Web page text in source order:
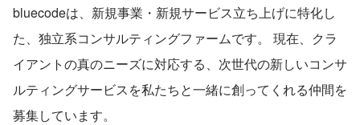
bluecodeは、新規事業・新規サービス立ち上げに特化し
た、独立系コンサルティングファームです。 現在、クラ
イアントの真のニーズに対応する、次世代の新しいコンサ
ルティングサービスを私たちと一緒に創ってくれる仲間を
募集しています。